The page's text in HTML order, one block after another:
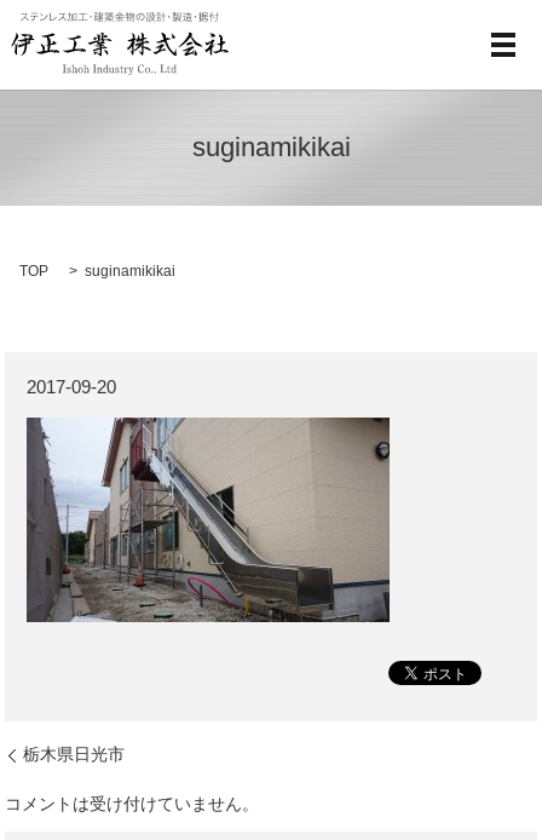
メ
suginamikikai
TOP suginamikikai
2017-09-20
栃木県日光市
コメントは受け付けていません。